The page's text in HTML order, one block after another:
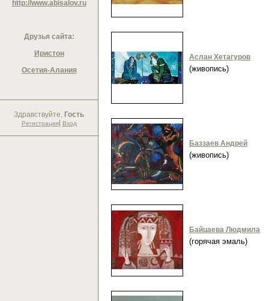
http://www.abisalov.ru
Друзья сайта:
Иристон
Осетия-Алания
Здравствуйте, Гость
Регистрация| Вход
Аслан Хетагуров
(живопись)
Баззаев Андрей
(живопись)
Байцаева Людмила
(горячая эмаль)